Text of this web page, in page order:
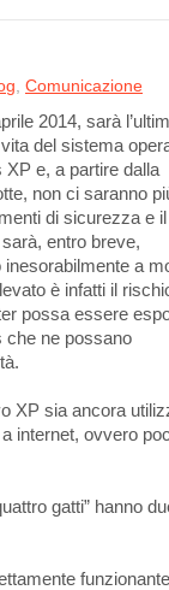
, Comunicazione
2014, sarà
del sistema
XP e, a partire dalla
non ci saranno
di sicurezza e il
entro breve,
inesorabilmente a
è infatti il
possa essere
che ne possano
XP sia ancora
internet, ovvero
gatti” hanno